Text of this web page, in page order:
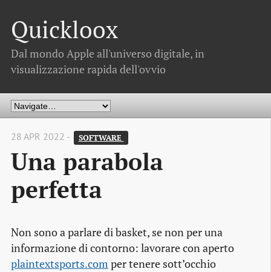
Quickloox
Dal mondo Apple all'universo digitale, in
visualizzazione rapida dell'ovvio
28 APR 2022 - SOFTWARE
Una parabola
perfetta
Non sono a parlare di basket, se non per una
informazione di contorno: lavorare con aperto
plaintextsports.com per tenere sott’occhio